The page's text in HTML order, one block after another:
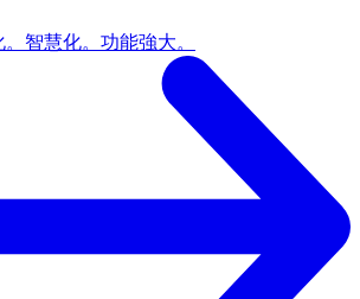
智慧化。功能強大。